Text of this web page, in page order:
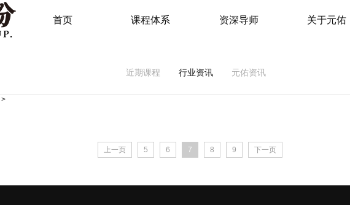
首页 课程体系 资深导师 关于元佑
近期课程 行业资讯 元佑资讯
>
上一页 5 6 7 8 9 下一页